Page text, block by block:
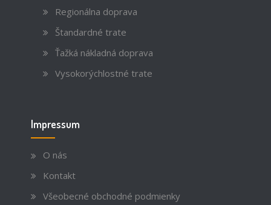
Regionálna doprava
Štandardné trate
Ťažká nákladná doprava
Vysokorýchlostné trate
Impressum
O nás
Kontakt
Všeobecné obchodné podmienky